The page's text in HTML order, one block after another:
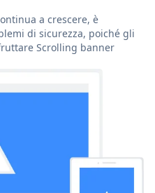
a crescere, è
di sicurezza, poiché gli
Scrolling banner